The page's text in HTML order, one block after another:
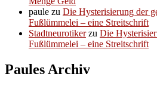
paule zu Die Hysterisierung der
Fußlümmelei – eine Streitschrift
Stadtneurotikerzu Die
Fußlümmelei – eine Streitschrift
Paules Archiv